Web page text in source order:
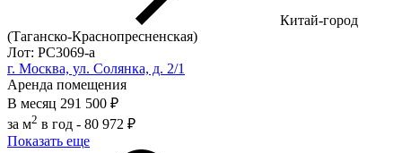
Китай-город
(Таганско-Краснопресненская)
Лот: РС3069-a
г. Москва, ул. Солянка, д. 2/1
Аренда помещения
В месяц 291 500 ₽
за м2 в год - 80 972 ₽
Показать еще